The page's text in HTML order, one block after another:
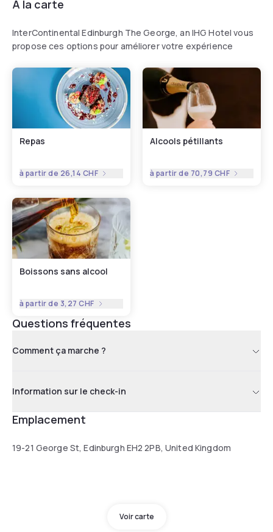
À la carte
InterContinental Edinburgh The George, an IHG Hotel vous
propose ces options pour améliorer votre expérience
Repas
à partir de 26,14 CHF
Alcools pétillants
à partir de 70,79 CHF
Boissons sans alcool
à partir de 3,27 CHF
Questions fréquentes
Comment ça marche ?
Information sur le check-in
Emplacement
19-21 George St, Edinburgh EH2 2PB, United Kingdom
Voir carte